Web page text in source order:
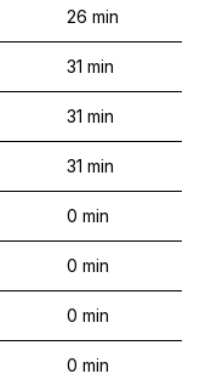
26 min
31 min
31 min
31 min
0 min
0 min
0 min
0 min